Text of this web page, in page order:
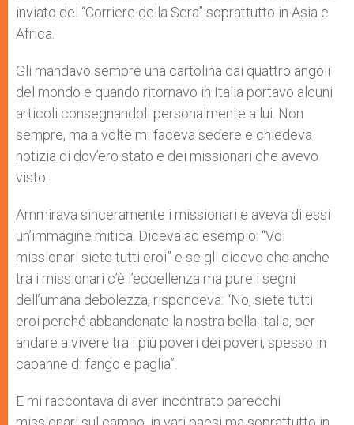
inviato del “Corriere della Sera” soprattutto in Asia e
Africa.
Gli mandavo sempre una cartolina dai quattro angoli
del mondo e quando ritornavo in Italia portavo alcuni
articoli consegnandoli personalmente a lui. Non
sempre, ma a volte mi faceva sedere e chiedeva
notizia di dov’ero stato e dei missionari che avevo
visto.
Ammirava sinceramente i missionari e aveva di essi
un’immagine mitica. Diceva ad esempio: “Voi
missionari siete tutti eroi” e se gli dicevo che anche
tra i missionari c’è l’eccellenza ma pure i segni
dell’umana debolezza, rispondeva: “No, siete tutti
eroi perché abbandonate la nostra bella Italia, per
andare a vivere tra i più poveri dei poveri, spesso in
capanne di fango e paglia”.
E mi raccontava di aver incontrato parecchi